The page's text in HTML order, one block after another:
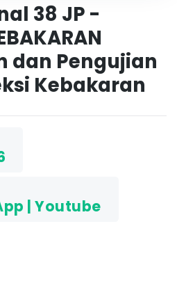
38 JP -
dan Pengujian
Kebakaran
| Youtube